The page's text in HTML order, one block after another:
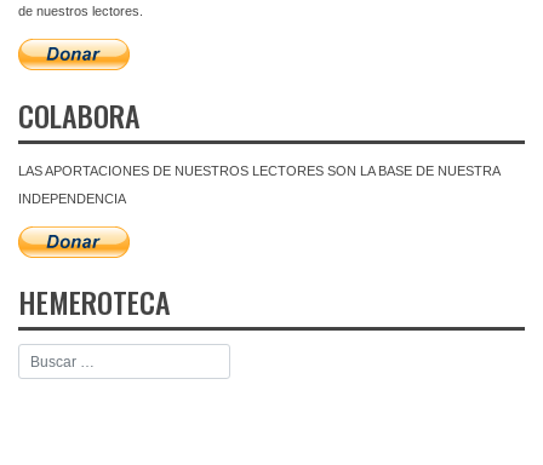
de nuestros lectores.
COLABORA
LAS APORTACIONES DE NUESTROS LECTORES SON LA BASE DE NUESTRA
INDEPENDENCIA
HEMEROTECA